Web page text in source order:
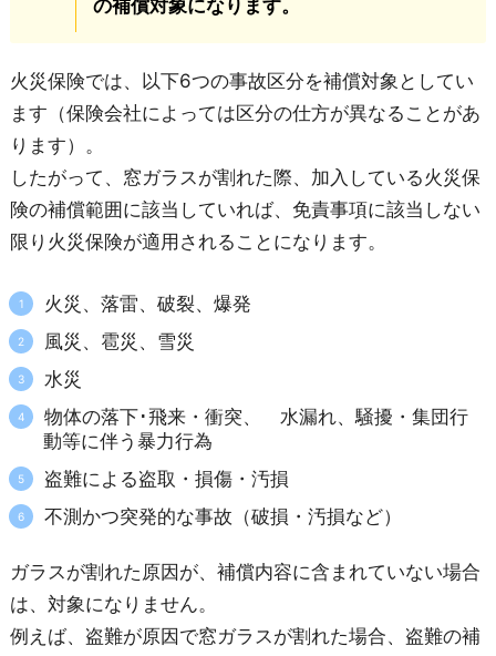
の補償対象になります。
火災保険では、以下6つの事故区分を補償対象としてい
ます（保険会社によっては区分の仕方が異なることがあ
ります）。
したがって、窓ガラスが割れた際、加入している火災保
険の補償範囲に該当していれば、免責事項に該当しない
限り火災保険が適用されることになります。
火災、落雷、破裂、爆発
風災、雹災、雪災
水災
物体の落下･飛来・衝突、 水漏れ、騒擾・集団行
動等に伴う暴力行為
盗難による盗取・損傷・汚損
不測かつ突発的な事故（破損・汚損など）
ガラスが割れた原因が、補償内容に含まれていない場合
は、対象になりません。
例えば、盗難が原因で窓ガラスが割れた場合、盗難の補